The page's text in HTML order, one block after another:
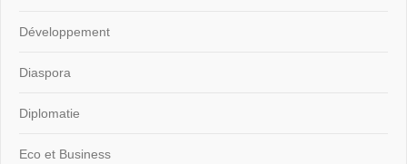
Développement
Diaspora
Diplomatie
Eco et Business